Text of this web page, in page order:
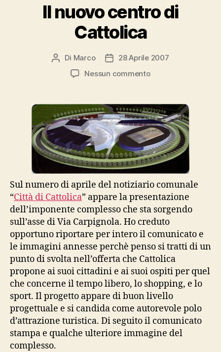
Il nuovo centro di
Cattolica
Autore
articolo
Di Marco
Data28 Aprile 2007
Nessun commentosu
centro
di
Cattolica
Sul numero di aprile del notiziario comunale
“Città di Cattolica” appare la presentazione
dell’imponente complesso che sta sorgendo
sull’asse di Via Carpignola. Ho creduto
opportuno riportare per intero il comunicato e
le immagini annesse perchè penso si tratti di un
punto di svolta nell’offerta che Cattolica
propone ai suoi cittadini e ai suoi ospiti per quel
che concerne il tempo libero, lo shopping, e lo
sport. Il progetto appare di buon livello
progettuale e si candida come autorevole polo
d’attrazione turistica. Di seguito il comunicato
stampa e qualche ulteriore immagine del
complesso.